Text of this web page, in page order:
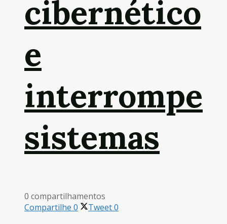
cibernético
e
interrompe
sistemas
0 compartilhamentos
Compartilhe 0 Tweet0